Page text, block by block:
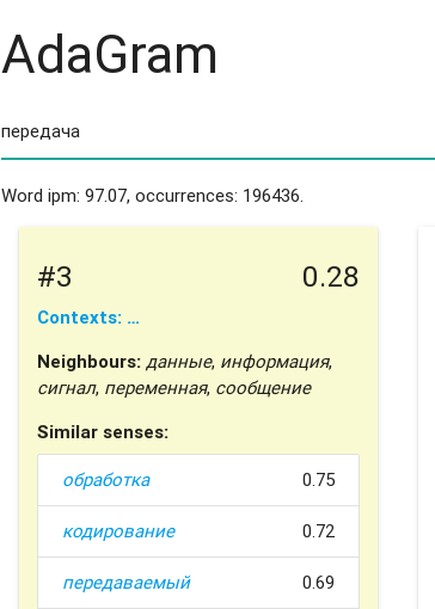
AdaGram
Word ipm: 97.07, occurrences: 196436.
#3 0.28
Contexts: …
Neighbours: данные, информация,
сигнал, переменная, сообщение
Similar senses:
обработка 0.75
кодирование 0.72
передаваемый 0.69